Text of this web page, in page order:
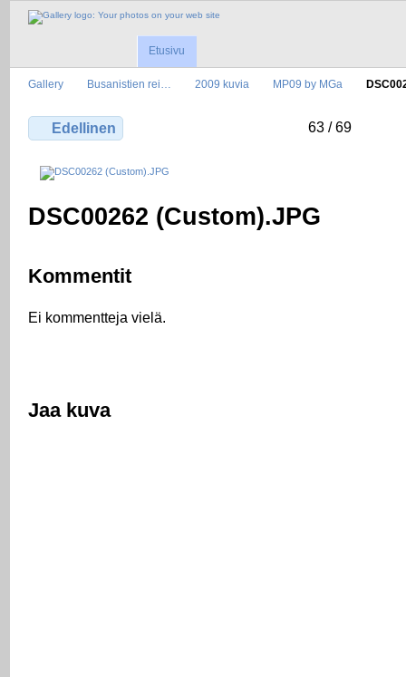
Etusivu
Gallery Busanistien rei… 2009 kuvia MP09 by MGa
Edellinen 63 / 69
DSC00262 (Custom).JPG
Kommentit
Ei kommentteja vielä.
Jaa kuva